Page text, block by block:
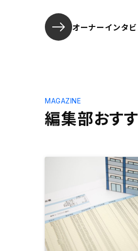
オーナーインタ
編集部おす
MAGAZINE